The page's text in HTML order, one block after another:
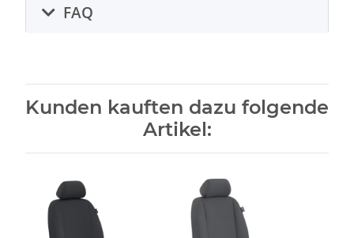
FAQ
Kunden kauften dazu folgende
Artikel: